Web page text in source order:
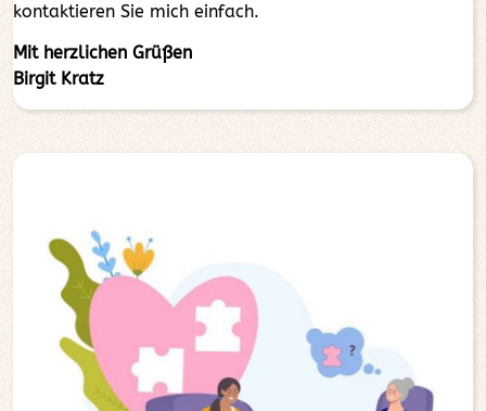
kontaktieren Sie mich einfach.
Mit herzlichen Grüßen
Birgit Kratz